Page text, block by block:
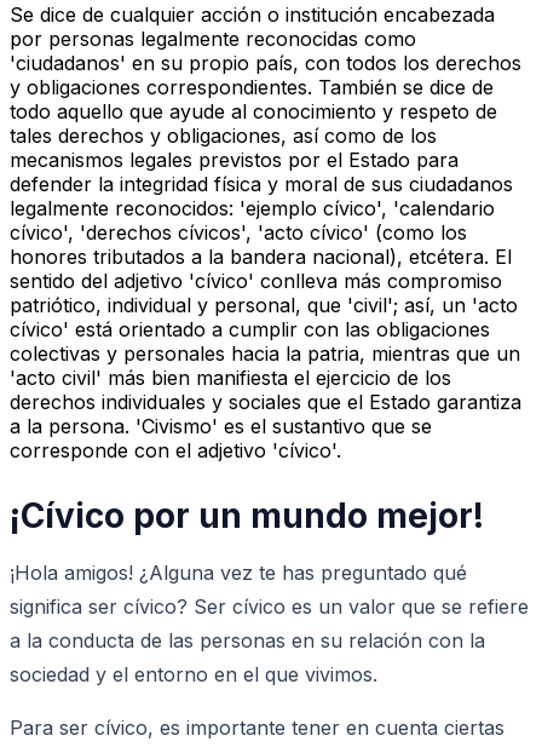
Se dice de cualquier acción o institución encabezada
por personas legalmente reconocidas como
'ciudadanos' en su propio país, con todos los derechos
y obligaciones correspondientes. También se dice de
todo aquello que ayude al conocimiento y respeto de
tales derechos y obligaciones, así como de los
mecanismos legales previstos por el Estado para
defender la integridad física y moral de sus ciudadanos
legalmente reconocidos: 'ejemplo cívico', 'calendario
cívico', 'derechos cívicos', 'acto cívico' (como los
honores tributados a la bandera nacional), etcétera. El
sentido del adjetivo 'cívico' conlleva más compromiso
patriótico, individual y personal, que 'civil'; así, un 'acto
cívico' está orientado a cumplir con las obligaciones
colectivas y personales hacia la patria, mientras que un
'acto civil' más bien manifiesta el ejercicio de los
derechos individuales y sociales que el Estado garantiza
a la persona. 'Civismo' es el sustantivo que se
corresponde con el adjetivo 'cívico'.
¡Cívico por un mundo mejor!
¡Hola amigos! ¿Alguna vez te has preguntado qué
significa ser cívico? Ser cívico es un valor que se refiere
a la conducta de las personas en su relación con la
sociedad y el entorno en el que vivimos.
Para ser cívico, es importante tener en cuenta ciertas